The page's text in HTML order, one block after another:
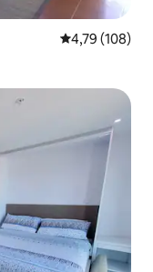
4,79 ud af 5 i
4,79 (108)